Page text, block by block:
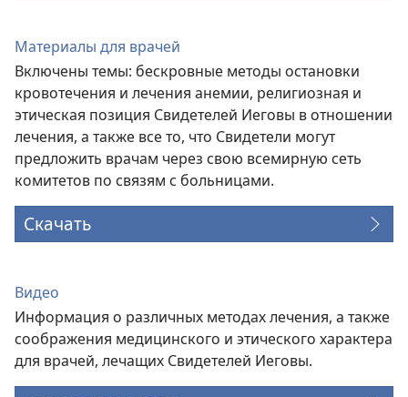
Материалы для врачей
Включены темы: бескровные методы остановки
кровотечения и лечения анемии, религиозная и
этическая позиция Свидетелей Иеговы в отношении
лечения, а также все то, что Свидетели могут
предложить врачам через свою всемирную сеть
комитетов по связям с больницами.
Скачать
Видео
Информация о различных методах лечения, а также
соображения медицинского и этического характера
для врачей, лечащих Свидетелей Иеговы.